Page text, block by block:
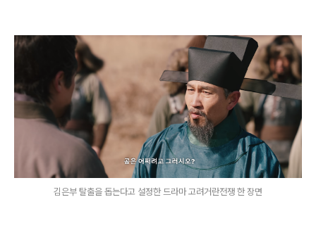
김은부 탈출을 돕는다고 설정한 드라마 고려거란전쟁 한 장면